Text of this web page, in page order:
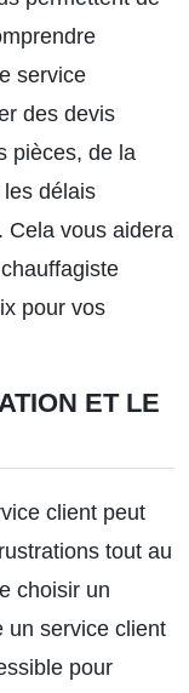
service
des devis
pièces, de la
délais
Cela vous aidera
pour vos
ET LE
client peut
tout au
choisir un
un service client
pour